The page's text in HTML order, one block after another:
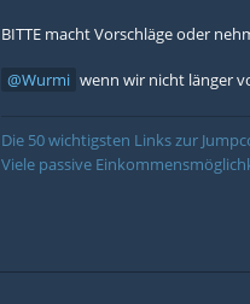
BITTE macht Vorschläge oder
Wurmi wenn wir nicht länger
Die 50 wichtigsten Links zur
Viele passive